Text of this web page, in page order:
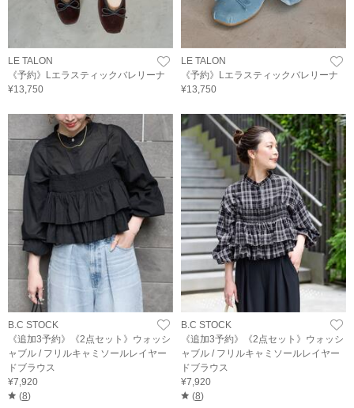
LE TALON
《予約》Lエラスティックバレリーナ
¥13,750
LE TALON
《予約》Lエラスティックバレリーナ
¥13,750
B.C STOCK
《追加3予約》《2点セット》ウォッシ
ャブル / フリルキャミソールレイヤー
ドブラウス
¥7,920
(8)
B.C STOCK
《追加3予約》《2点セット》ウォッシ
ャブル / フリルキャミソールレイヤー
ドブラウス
¥7,920
(8)